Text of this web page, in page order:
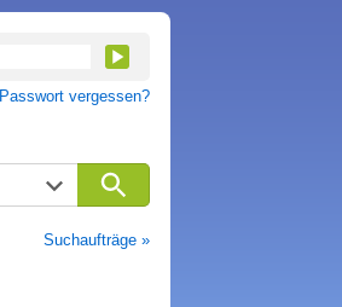
Passwort vergessen?
Suchaufträge »